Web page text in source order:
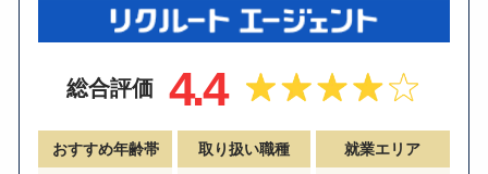
総合評価 4.4
おすすめ年齢帯 取り扱い職種 就業エリア